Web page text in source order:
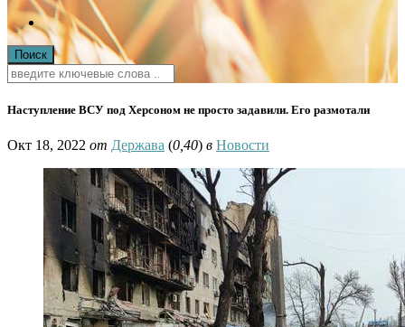
Наступление ВСУ под Херсоном не просто задавили. Его размотали
Окт 18, 2022 от Держава (0,40) в Новости